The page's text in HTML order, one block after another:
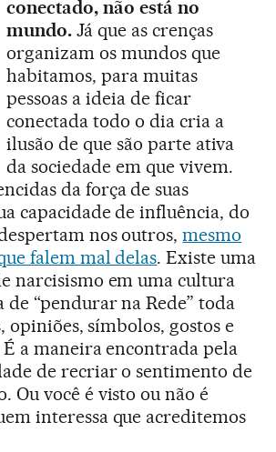
conectado, não está no
mundo.Já que as crenças
organizam os mundos que
habitamos, para muitas
pessoas a ideia de ficar
conectada todo o dia cria a
ilusão de que são parte ativa
da sociedade em que vivem.
da força de suas
capacidade de influência, do
nos outros,mesmo
falem mal delas. Existe uma
narcisismo em uma cultura
de “pendurar na Rede” toda
opiniões, símbolos, gostos e
a maneira encontrada pela
de recriar o sentimento de
Ou você é visto ou não é
interessa que acreditemos